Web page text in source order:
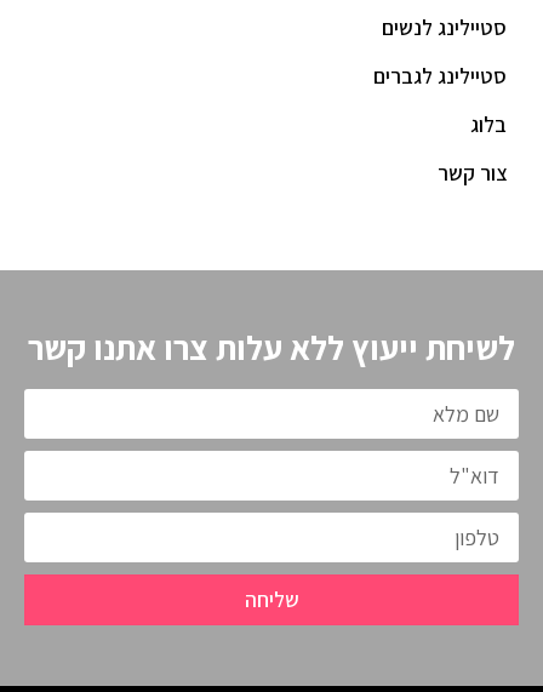
סטיילינג לנשים
סטיילינג לגברים
בלוג
צור קשר
לשיחת ייעוץ ללא עלות צרו אתנו קשר
שליחה